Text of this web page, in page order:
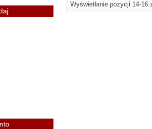
Wyświetlanie pozycji 14-16